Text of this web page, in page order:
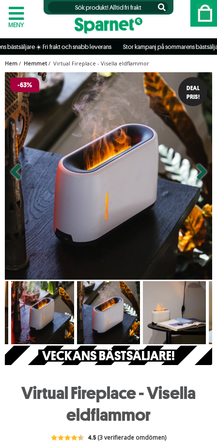
bästsäljare ☀️ Fri frakt och snabb leverans Stor kampanj på sommarens
Hem / Hemmet/ Virtual Fireplace - Visella eldflammor
DEAL
PRIS!
VECKANS BÄSTSÄLJARE!
Virtual Fireplace - Visella
eldflammor
4.5 (3 verifierade omdömen)
-63%
MENY